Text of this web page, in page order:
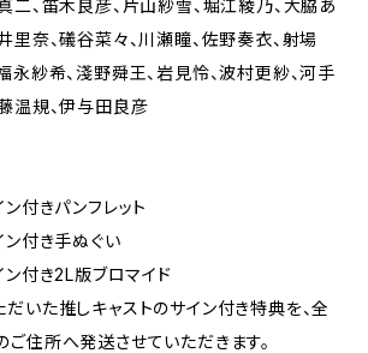
二、笛木良彦、片山紗雪、堀江綾乃、大脇あ
里奈、礒谷菜々、川瀬瞳、佐野奏衣、射場
永紗希、淺野舜王、岩見怜、波村更紗、河手
温規、伊与田良彦
ン付きパンフレット
ン付き手ぬぐい
ン付き2L版ブロマイド
いた推しキャストのサイン付き特典を、全
住所へ発送させていただきます。